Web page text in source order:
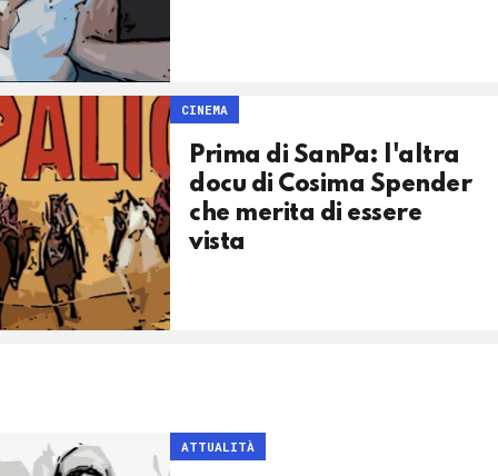
CINEMA
Prima di SanPa: l'altra
docu di Cosima Spender
che merita di essere
vista
ATTUALITÀ